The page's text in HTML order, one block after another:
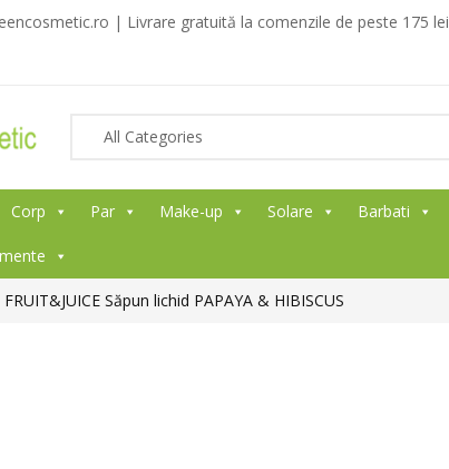
| Livrare gratuită la comenzile de peste 175 lei
Corp Par Make-up Solare Barbati
FRUIT&JUICE Săpun lichid PAPAYA & HIBISCUS